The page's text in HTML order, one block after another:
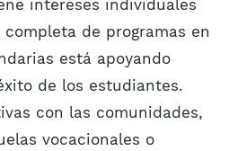
intereses individuales
de programas en
está apoyando
de los estudiantes.
con las comunidades,
vocacionales o